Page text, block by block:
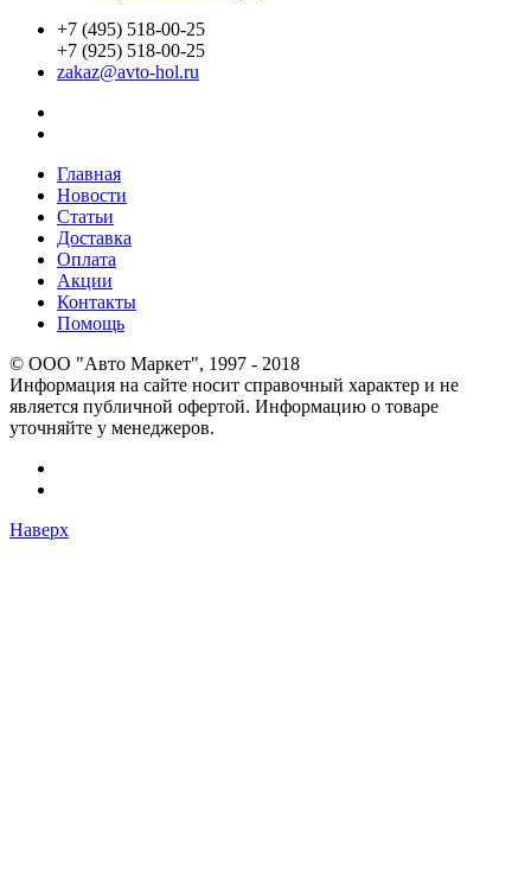
+7 (495) 518-00-25
+7 (925) 518-00-25
zakaz@avto-hol.ru
Главная
Новости
Статьи
Доставка
Оплата
Акции
Контакты
Помощь
© OOO "Авто Маркет", 1997 - 2018
Информация на сайте носит справочный характер и не
является публичной офертой. Информацию о товаре
уточняйте у менеджеров.
Наверх